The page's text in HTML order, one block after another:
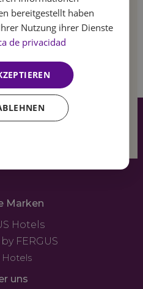
Marken
Hotels
FERGUS
uns
bereitgestellt haben
Nutzung ihrer Dienste
de privacidad